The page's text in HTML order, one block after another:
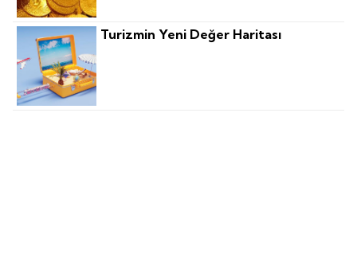
Turizmin Yeni Değer Haritası